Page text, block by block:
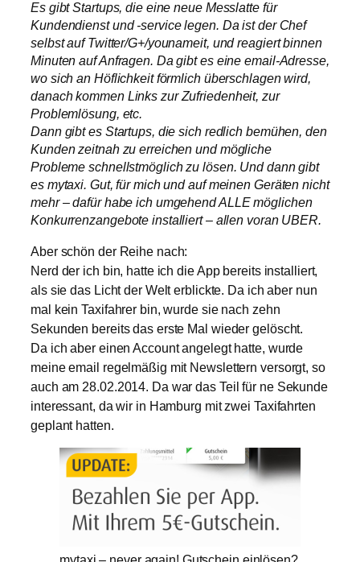
Es gibt Startups, die eine neue Messlatte für
Kundendienst und -service legen. Da ist der Chef
selbst auf Twitter/G+/younameit, und reagiert binnen
Minuten auf Anfragen. Da gibt es eine email-Adresse,
wo sich an Höflichkeit förmlich überschlagen wird,
danach kommen Links zur Zufriedenheit, zur
Problemlösung, etc.
Dann gibt es Startups, die sich redlich bemühen, den
Kunden zeitnah zu erreichen und mögliche
Probleme schnellstmöglich zu lösen. Und dann gibt
es mytaxi. Gut, für mich und auf meinen Geräten nicht
mehr – dafür habe ich umgehend ALLE möglichen
Konkurrenzangebote installiert – allen voran UBER.
Aber schön der Reihe nach:
Nerd der ich bin, hatte ich die App bereits installiert,
als sie das Licht der Welt erblickte. Da ich aber nun
mal kein Taxifahrer bin, wurde sie nach zehn
Sekunden bereits das erste Mal wieder gelöscht.
Da ich aber einen Account angelegt hatte, wurde
meine email regelmäßig mit Newslettern versorgt, so
auch am 28.02.2014. Da war das Teil für ne Sekunde
interessant, da wir in Hamburg mit zwei Taxifahrten
geplant hatten.